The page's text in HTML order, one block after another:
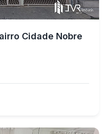
Cidade Nobre